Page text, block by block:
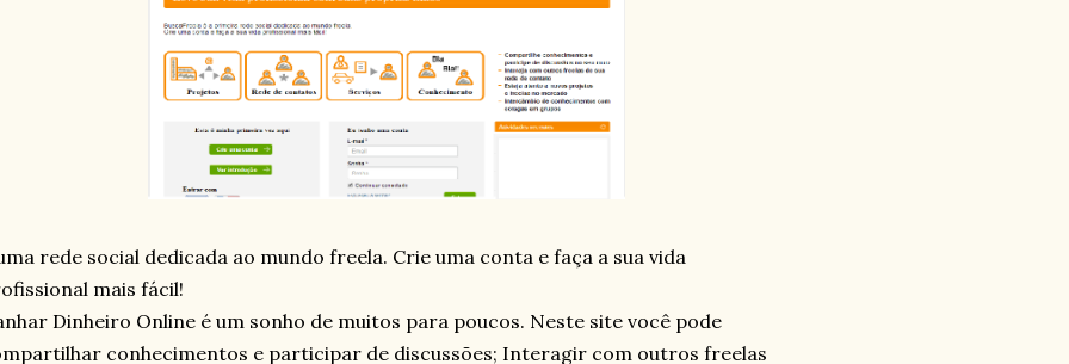
rede social dedicada ao mundo freela. Crie uma conta e faça a sua vida
mais fácil!
Dinheiro Online é um sonho de muitos para poucos. Neste site você pode
conhecimentos e participar de discussões; Interagir com outros freelas